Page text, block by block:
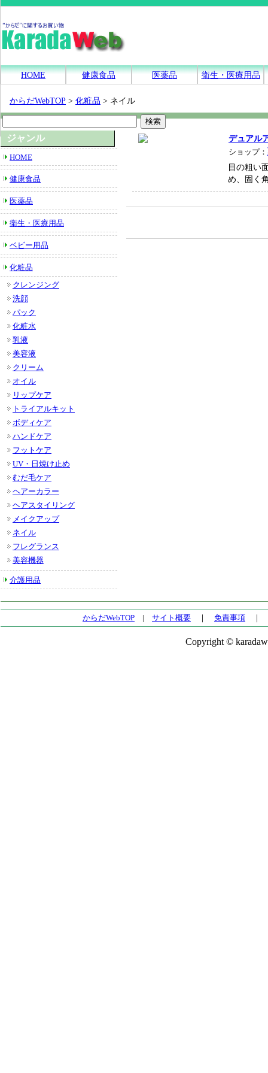
HOME 健康食品 医薬品 衛生・医療用品
からだWebTOP > 化粧品 > ネイル
ジャンル
HOME
健康食品
医薬品
衛生・医療用品
ベビー用品
化粧品
クレンジング
洗顔
パック
化粧水
乳液
美容液
クリーム
オイル
リップケア
トライアルキット
ボディケア
ハンドケア
フットケア
UV・日焼け止め
むだ毛ケア
ヘアーカラー
ヘアスタイリング
メイクアップ
ネイル
フレグランス
美容機器
介護用品
デュアル
ショップ：
目の粗い
め、固く
からだWebTOP | サイト概要 ｜ 免責事項 ｜
Copyright ©